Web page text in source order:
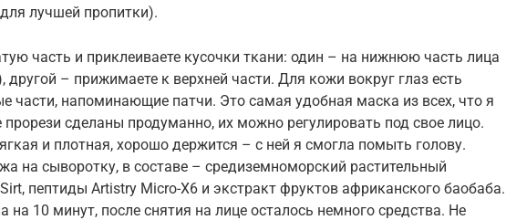
лучшей пропитки).
часть и приклеиваете кусочки ткани: один – на нижнюю часть лица
– прижимаете к верхней части. Для кожи вокруг глаз есть
части, напоминающие патчи. Это самая удобная маска из всех, что я
прорези сделаны продуманно, их можно регулировать под свое лицо.
и плотная, хорошо держится – с ней я смогла помыть голову.
на сыворотку, в составе – средиземноморский растительный
пептиды Artistry Micro-X6 и экстракт фруктов африканского баобаба.
на 10 минут, после снятия на лице осталось немного средства. Не